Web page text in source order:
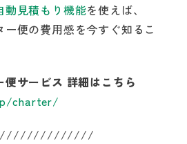
動見積もり機能を使えば、
便の費用感を今すぐ知るこ
サービス 詳細はこちら
charter/